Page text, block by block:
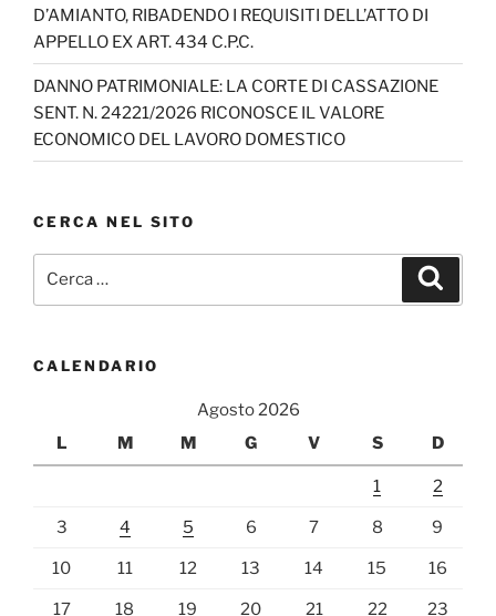
D’AMIANTO, RIBADENDO I REQUISITI DELL’ATTO DI
APPELLO EX ART. 434 C.P.C.
DANNO PATRIMONIALE: LA CORTE DI CASSAZIONE
SENT. N. 24221/2026 RICONOSCE IL VALORE
ECONOMICO DEL LAVORO DOMESTICO
CERCA NEL SITO
CALENDARIO
Agosto 2026
L
M M G V S D
1 2
3 4 5 6 7 8 9
10 11 12 13 14 15 16
17 18 19 20 21 22 23